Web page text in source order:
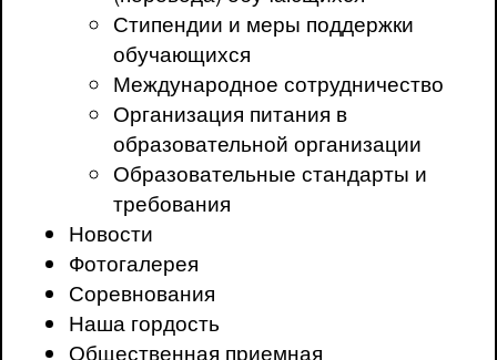
Стипендии и меры поддержки
обучающихся
Международное сотрудничество
Организация питания в
образовательной организации
Образовательные стандарты и
требования
Новости
Фотогалерея
Соревнования
Наша гордость
Общественная приемная